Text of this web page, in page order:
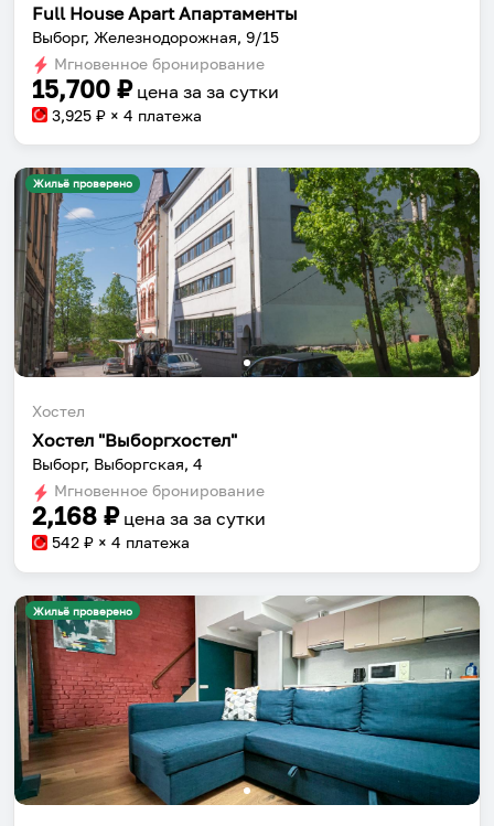
Full House Apart Апартаменты
Выборг, Железнодорожная, 9/15
Мгновенное бронирование
15,700 ₽ цена за за сутки
3,925 ₽ × 4 платежа
Жильё проверено
Хостел
Хостел "Выборгхостел"
Выборг, Выборгская, 4
Мгновенное бронирование
2,168 ₽ цена за за сутки
542 ₽ × 4 платежа
Жильё проверено
Собери путешествие без сложностей
Сохраняй места, повторяй маршруты, находи
компанию и бронируй жильё в одном
приложении.
Установить приложение